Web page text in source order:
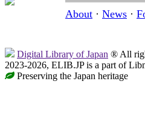
About · News ·
Digital Library of Japan ® All
2023-2026, ELIB.JP is a part of
Preserving the Japan heritage